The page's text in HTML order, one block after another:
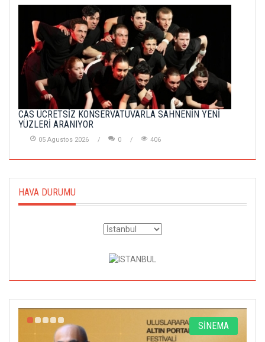
CAS ÜCRETSİZ KONSERVATUVARLA SAHNENİN YENİ
YÜZLERİ ARANIYOR
05 Agustos 2026 0 406
HAVA DURUMU
SİNEMA